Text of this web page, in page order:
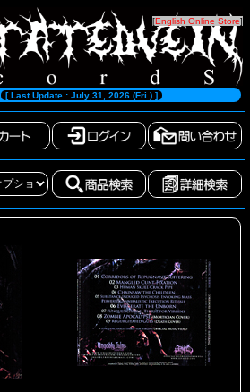
[English Online Store]
[ Last Update : July 31, 2026 (Fri.) ]